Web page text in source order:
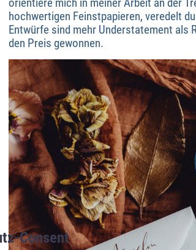
Consent
orientiere mich in meiner Arbeit an der
hochwertigen Feinstpapieren, veredelt
Entwürfe sind mehr Understatement als
den Preis gewonnen.